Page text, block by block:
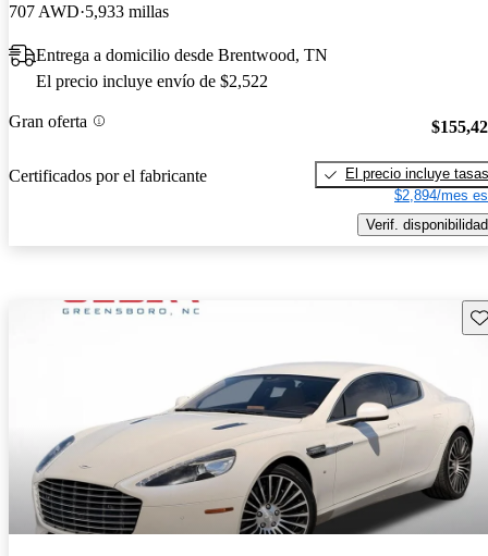
707 AWD 5,933 millas
Entrega a domicilio desde Brentwood, TN
El precio incluye envío de $2,522
Gran oferta
Certificados por el fabricante
El precio incluye tasas
$2,894/mes
Verif. disponibilidad